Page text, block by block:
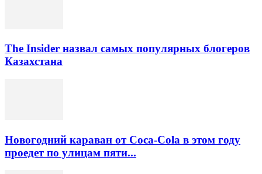
The Insider назвал самых популярных блогеров
Казахстана
Новогодний караван от Coca-Cola в этом году
проедет по улицам пяти...